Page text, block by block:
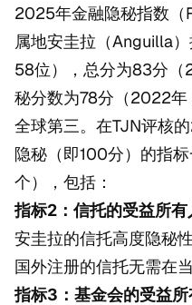
2025年金融隐秘指数（
属地安圭拉（Anguilla
58位），总分为83分
秘分数为78分（2022
全球第三。在TJN评核
隐秘（即100分）的指
个），包括：
指标2：信托的受益所有
安圭拉的信托高度隐秘
国外注册的信托无需在当
指标3：基金会的受益所